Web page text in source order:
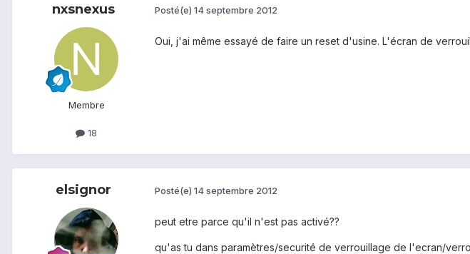
nxsnexus
Membre
18
Posté(e) 14 septembre 2012
Oui, j'ai même essayé de faire un reset d'usine. L'écran de
elsignor Posté(e) 14 septembre 2012
peut etre parce qu'il n'est pas activé??
qu'as tu dans paramètres/securité de verrouillage de l'ecran/